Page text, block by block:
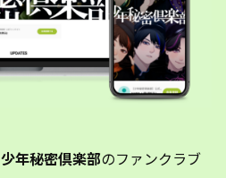
少年秘密倶楽部のファンクラブ